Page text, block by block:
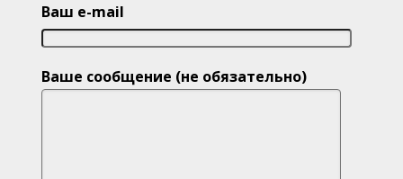
Ваш e-mail
Ваше сообщение (не обязательно)